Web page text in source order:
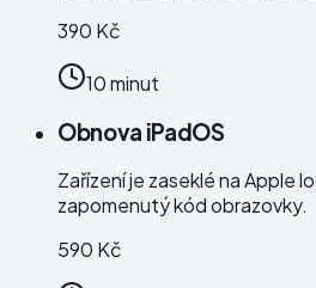
390 Kč
10 minut
Obnova iPadOS
Zařízení je zaseklé na Apple
zapomenutý kód obrazovky.
590 Kč